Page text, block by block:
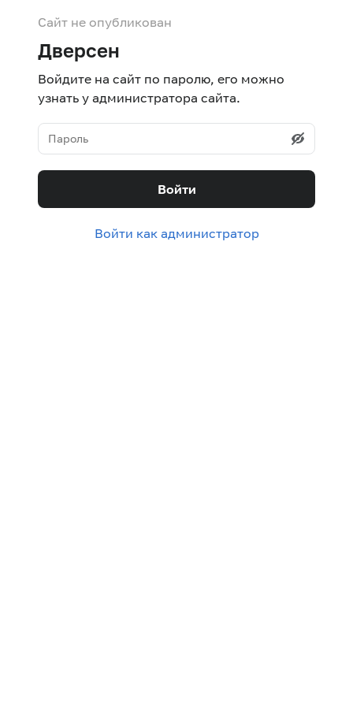
Сайт не опубликован
Дверсен
Войдите на сайт по паролю, его можно
узнать у администратора сайта.
Войти
Войти как администратор